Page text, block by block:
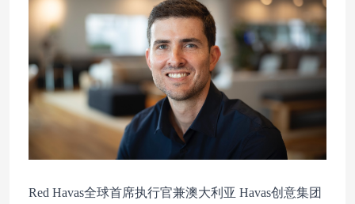
Red Havas全球首席执行官兼澳大利亚 Havas创意集团